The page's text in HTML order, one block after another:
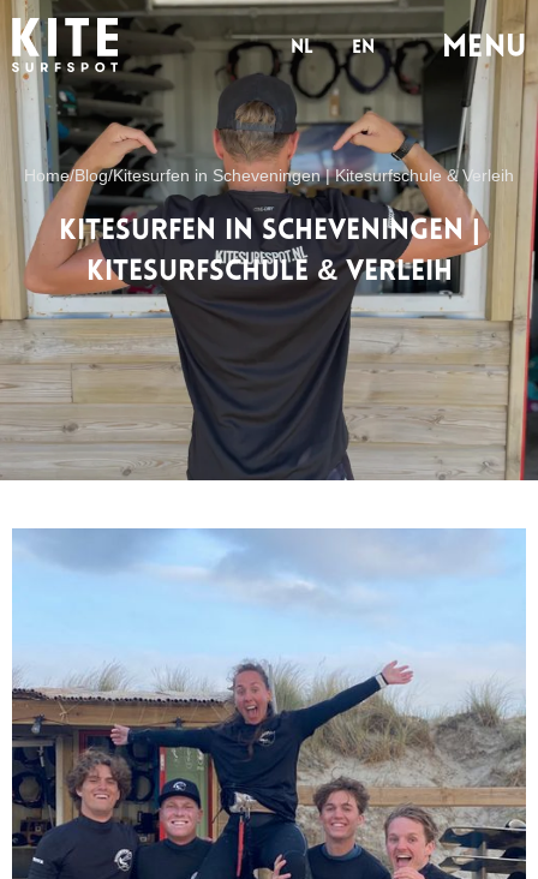
nl en Menu
Home/Blog/Kitesurfen in Scheveningen | Kitesurfschule & Verleih
Kitesurfen in Scheveningen |
Kitesurfschule & Verleih